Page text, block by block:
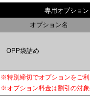
専用オプション
オプション名
OPP袋詰め
※特別締切でオプションをご
※オプション料金は割引の対